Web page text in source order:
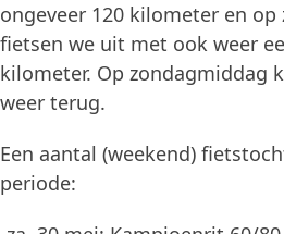
ongeveer 120 kilometer en
fietsen we uit met ook weer
kilometer. Op zondagmiddag
weer terug.
Een aantal (weekend)
periode: